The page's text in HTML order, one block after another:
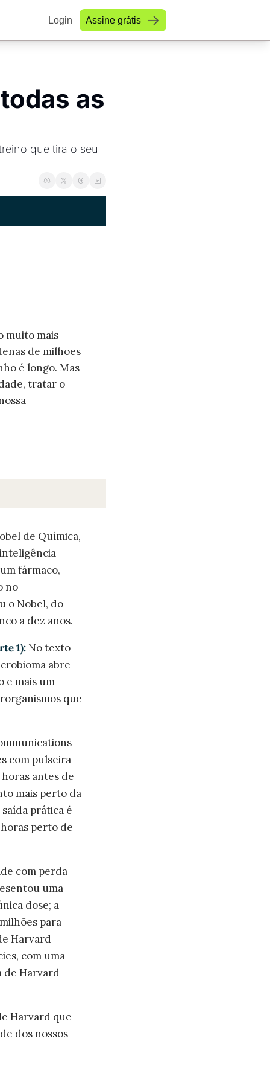
Login Assine grátis
as
que tira o seu
muito mais
de milhões
é longo. Mas
tratar o
de Química,
fármaco,
no
o Nobel, do
a dez anos.
1): No texto
abre
e mais um
que
com pulseira
antes de
mais perto da
prática é
perto de
com perda
uma
dose; a
para
Harvard
com uma
de Harvard
Harvard que
dos nossos